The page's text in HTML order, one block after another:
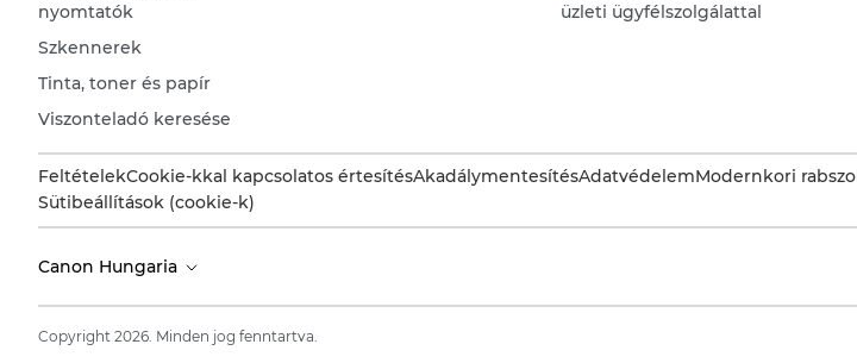
nyomtatók
Szkennerek
Tinta, toner és papír
Viszonteladó keresése
üzleti ügyfélszolgálattal
FeltételekCookie-kkal kapcsolatos értesítésAkadálymentesítésAdatvédelemModernkori
Sütibeállítások (cookie-k)
Canon Hungaria
Copyright 2026. Minden jog fenntartva.